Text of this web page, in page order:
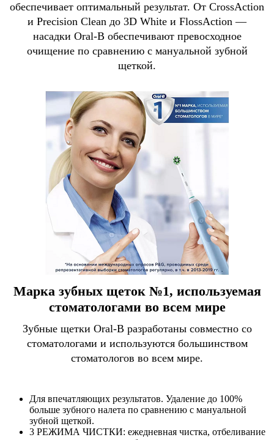
обеспечивает оптимальный результат. От CrossAction
и Precision Clean до 3D White и FlossAction —
насадки Oral-B обеспечивают превосходное
очищение по сравнению с мануальной зубной
щеткой.
Марка зубных щеток №1, используемая
стоматологами во всем мире
Зубные щетки Oral-B разработаны совместно со
стоматологами и используются большинством
стоматологов во всем мире.
Для впечатляющих результатов. Удаление до 100%
больше зубного налета по сравнению с мануальной
зубной щеткой.
3 РЕЖИМА ЧИСТКИ: ежедневная чистка, отбеливание